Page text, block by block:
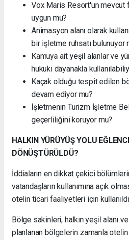
Vox Maris Resort'un mevcut
uygun mu?
Animasyon alanı olarak
bir işletme ruhsatı bulunuyor
Kamuya ait yeşil alanlar ve
hukuki dayanakla
Kaçak olduğu tespit edilen
devam ediyor mu?
İşletmenin Turizm İşletme
geçerliliğini koruyor mu?
HALKIN YÜRÜYÜŞ YOLU
DÖNÜŞTÜRÜLDÜ?
İddiaların en dikkat çekici
vatandaşların kullanımına açık
otelin ticari faaliyetleri için
Bölge sakinleri, halkın yeşil alanı
planlanan bölgelerin zamanla